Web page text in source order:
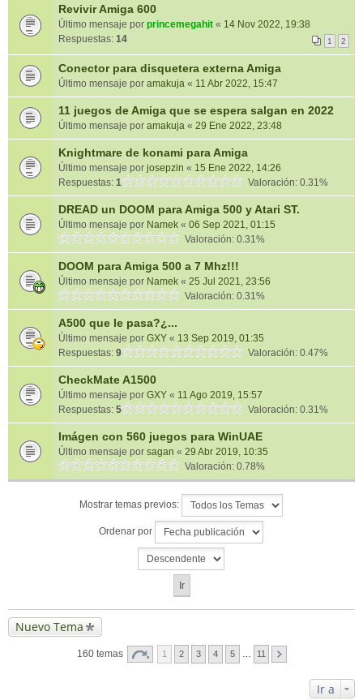
Revivir Amiga 600
Último mensaje por princemegahit « 14 Nov 2022, 19:38
Respuestas: 14 1 2
Conector para disquetera externa Amiga
Último mensaje por amakuja « 11 Abr 2022, 15:47
11 juegos de Amiga que se espera salgan en 2022
Último mensaje por amakuja « 29 Ene 2022, 23:48
Knightmare de konami para Amiga
Último mensaje por josepzin « 15 Ene 2022, 14:26
Respuestas: 1 Valoración: 0.31%
DREAD un DOOM para Amiga 500 y Atari ST.
Último mensaje por Namek « 06 Sep 2021, 01:15
Valoración: 0.31%
DOOM para Amiga 500 a 7 Mhz!!!
Último mensaje por Namek « 25 Jul 2021, 23:56
Valoración: 0.31%
A500 que le pasa?¿...
Último mensaje por GXY « 13 Sep 2019, 01:35
Respuestas: 9 Valoración: 0.47%
CheckMate A1500
Último mensaje por GXY « 11 Ago 2019, 15:57
Respuestas: 5 Valoración: 0.31%
Imágen con 560 juegos para WinUAE
Último mensaje por sagan « 29 Abr 2019, 10:35
Valoración: 0.78%
Mostrar temas previos:
Ordenar por
Nuevo Tema
160 temas 1 2 3 4 5 11
Ir a